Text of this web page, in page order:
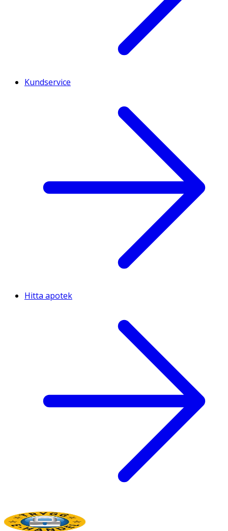
Kundservice
Hitta apotek